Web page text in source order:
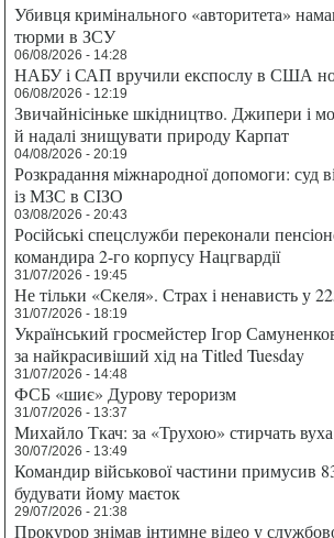
Убивця кримінального «авторитета»
тюрми в ЗСУ
06/08/2026 - 14:28
НАБУ і САП вручили експослу в США
06/08/2026 - 12:19
Звичайнісіньке шкідництво. Джипери і
й надалі знищувати природу Карпат
04/08/2026 - 20:19
Розкрадання міжнародної допомоги: суд
із МЗС в СІЗО
03/08/2026 - 20:43
Російські спецслужби переконали
командира 2-го корпусу Нацгвардії
31/07/2026 - 19:45
Не тільки «Скеля». Страх і ненависть у
31/07/2026 - 18:19
Український гросмейстер Ігор
за найкрасивіший хід на Titled Tuesday
31/07/2026 - 14:48
ФСБ «шиє» Дурову тероризм
31/07/2026 - 13:37
Михайло Ткач: за «Трухою» стирчать
30/07/2026 - 13:49
Командир військової частини примусив
будувати йому маєток
29/07/2026 - 21:38
Прокурор знімав інтимне відео у